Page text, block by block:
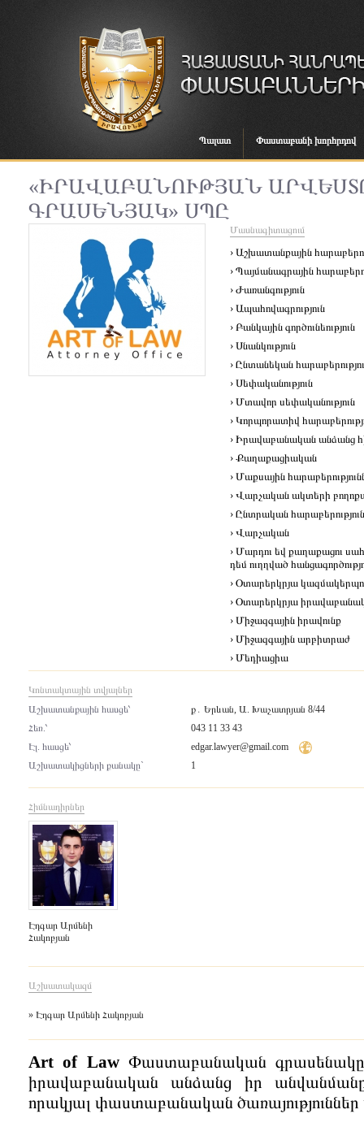
Պալատ Փաստաբանի խորհրդով
«ԻՐԱՎԱԲԱՆՈՒԹՅԱՆ
ԳՐԱՍԵՆՅԱԿ» ՍՊԸ
Մասնագիտացում
› Աշխատանքային
› Պայմանագրային
› Ժառանգություն
› Ապահովագրություն
› Բանկային գործունեություն
› Սնանկություն
› Ընտանեկան
› Սեփականություն
› Մտավոր սեփականություն
› Կորպորատիվ
› Իրավաբանական անձանց
› Քաղաքացիական
› Մաքսային
› Վարչական ակտերի
› Ընտրական
› Վարչական
› Մարդու եվ քաղաքացու
դեմ ուղղված
› Օտարերկրյա
› Օտարերկրյա
› Միջազգային իրավունք
› Միջազգային արբիտրաժ
› Մեդիացիա
Կոնտակտային տվյալներ
Աշխատանքային հասցե՝
ք․ Երևան, Ա. Խաչատրյան 8/44
Հեռ.՝
043 11 33 43
Էլ. հասցե՝
edgar.lawyer@gmail.com
Աշխատակիցների քանակը`
1
Հիմնադիրներ
Էդգար Արմենի
Հակոբյան
Աշխատակազմ
» Էդգար Արմենի Հակոբյան
Art of LawՓաստաբանական գրասենակը
իրավաբանական անձանց իր
որակյալ փաստաբանական ծառայություններ